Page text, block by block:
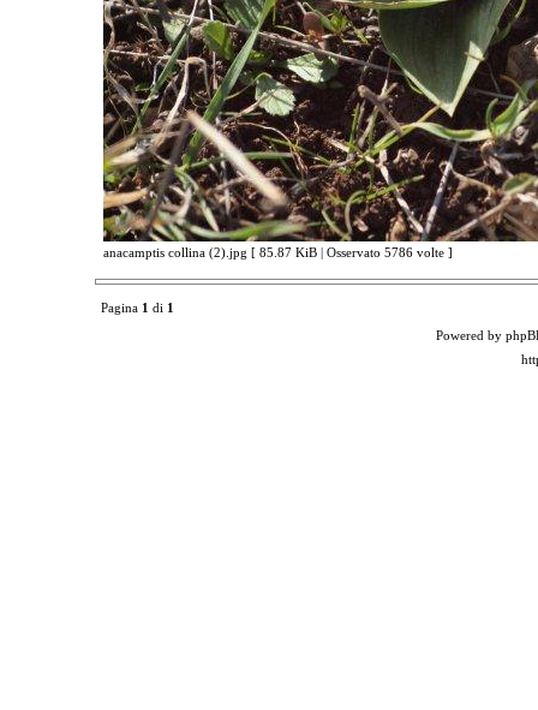
anacamptis collina (2).jpg [ 85.87 KiB | Osservato 5786 volte ]
Pagina 1 di 1
Powered by